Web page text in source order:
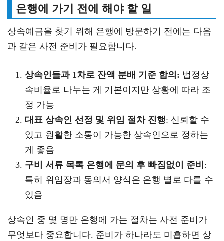
은행에 가기 전에 해야 할 일
상속예금을 찾기 위해 은행에 방문하기 전에는 다음
과 같은 사전 준비가 필요합니다.
상속인들과 1차로 잔액 분배 기준 합의: 법정상
속비율로 나누는 게 기본이지만 상황에 따라 조
정 가능
대표 상속인 선정 및 위임 절차 진행: 신뢰할 수
있고 원활한 소통이 가능한 상속인으로 정하는
게 좋음
구비 서류 목록 은행에 문의 후 빠짐없이 준비 :
특히 위임장과 동의서 양식은 은행 별로 다를 수
있음
상속인 중 몇 명만 은행에 가는 절차는 사전 준비가
무엇보다 중요합니다. 준비가 하나라도 미흡하면 상